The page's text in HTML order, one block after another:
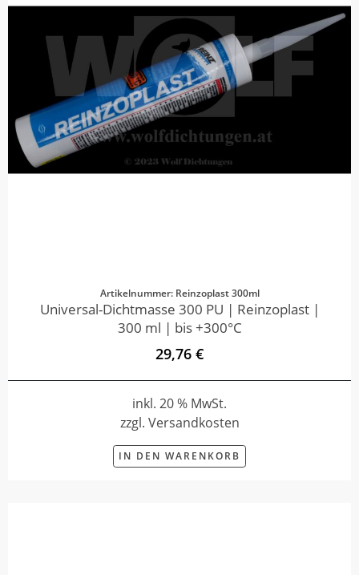
Artikelnummer: Reinzoplast 300ml
Universal-Dichtmasse 300 PU | Reinzoplast |
300 ml | bis +300°C
29,76 €
inkl. 20 % MwSt.
zzgl. Versandkosten
IN DEN WARENKORB